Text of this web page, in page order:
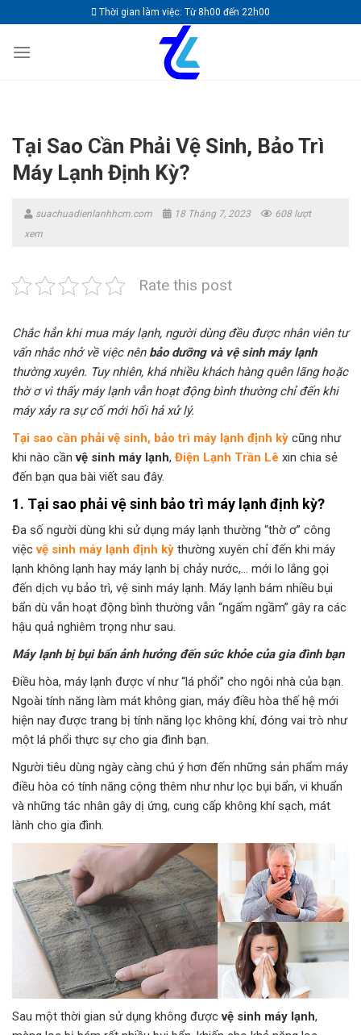
to
content
Thời gian làm việc: Từ 8h00 đến 22h00
Tại Sao Cần Phải Vệ Sinh, Bảo Trì
Máy Lạnh Định Kỳ?
suachuadienlanhhcm.com 18 Tháng 7, 2023
608 lượt
xem
Rate this post
Chắc hẳn khi mua máy lạnh, người dùng đều được nhân viên tư
vấn nhắc nhở về việc nên bảo dưỡng và vệ sinh máy lạnh
thường xuyên. Tuy nhiên, khá nhiều khách hàng quên lãng hoặc
thờ ơ vì thấy máy lạnh vẫn hoạt động bình thường chỉ đến khi
máy xảy ra sự cố mới hối hả xử lý.
Tại sao cần phải vệ sinh, bảo trì máy lạnh định kỳ cũng như
khi nào cầnvệ sinh máy lạnh, Điện Lạnh Trần Lê xin chia sẻ
đến bạn qua bài viết sau đây.
1. Tại sao phải vệ sinh bảo trì máy lạnh định kỳ?
Đa số người dùng khi sử dụng máy lạnh thường “thờ ơ” công
việcvệ sinh máy lạnh định kỳ thường xuyên chỉ đến khi máy
lạnh không lạnh hay máy lạnh bị chảy nước,… mới lo lắng gọi
đến dịch vụ bảo trì, vệ sinh máy lạnh. Máy lạnh bám nhiều bụi
bẩn dù vẫn hoạt động bình thường vẫn “ngấm ngầm” gây ra các
hậu quả nghiêm trọng như sau.
Máy lạnh bị bụi bẩn ảnh hưởng đến sức khỏe của gia đình bạn
Điều hòa, máy lạnh được ví như “lá phổi” cho ngôi nhà của bạn.
Ngoài tính năng làm mát không gian, máy điều hòa thế hệ mới
hiện nay được trang bị tính năng lọc không khí, đóng vai trò như
một lá phổi thực sự cho gia đình bạn.
Người tiêu dùng ngày càng chú ý hơn đến những sản phẩm máy
điều hòa có tính năng cộng thêm như như lọc bụi bẩn, vi khuẩn
và những tác nhân gây dị ứng, cung cấp không khí sạch, mát
lành cho gia đình.
Sau một thời gian sử dụng không đượcvệ sinh máy lạnh,